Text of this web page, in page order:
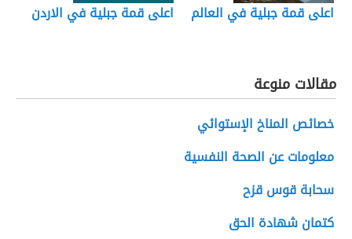
اعلى قمة جبلية في العالم اعلى قمة جبلية في الاردن
مقالات منوعة
خصائص المناخ الإستوائي
معلومات عن الصحة النفسية
سحابة قوس قزح
كتمان شهادة الحق